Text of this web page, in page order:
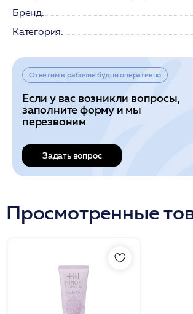
Бренд:
Категория:
Ответим в рабочие будни оперативно
Если у вас возникли вопросы,
заполните форму и мы
перезвоним
Задать вопрос
Просмотренные